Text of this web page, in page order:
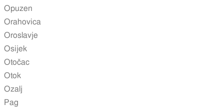
Opuzen
Orahovica
Oroslavje
Osijek
Otočac
Otok
Ozalj
Pag